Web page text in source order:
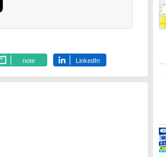
note LinkedIn